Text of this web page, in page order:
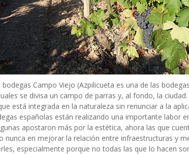
bodegas Campo Viejo (Azpilicueta es una de las
se divisa un campo de parras y, al fondo, la
está integrada en la naturaleza sin renunciar a la
españolas están realizando una importante labor
apostaron más por la estética, ahora las que
nunca en mejorar la relación entre infraestructuras y
especialmente porque no todas las que lo hacen